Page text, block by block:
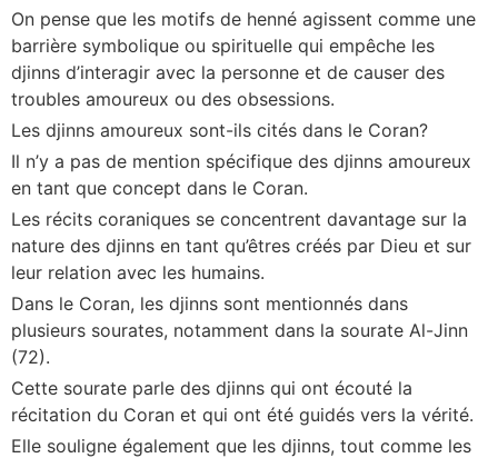
On pense que les motifs de henné agissent comme une
barrière symbolique ou spirituelle qui empêche les
djinns d’interagir avec la personne et de causer des
troubles amoureux ou des obsessions.
Les djinns amoureux sont-ils cités dans le Coran?
Il n’y a pas de mention spécifique des djinns amoureux
en tant que concept dans le Coran.
Les récits coraniques se concentrent davantage sur la
nature des djinns en tant qu’êtres créés par Dieu et sur
leur relation avec les humains.
Dans le Coran, les djinns sont mentionnés dans
plusieurs sourates, notamment dans la sourate Al-Jinn
(72).
Cette sourate parle des djinns qui ont écouté la
récitation du Coran et qui ont été guidés vers la vérité.
Elle souligne également que les djinns, tout comme les